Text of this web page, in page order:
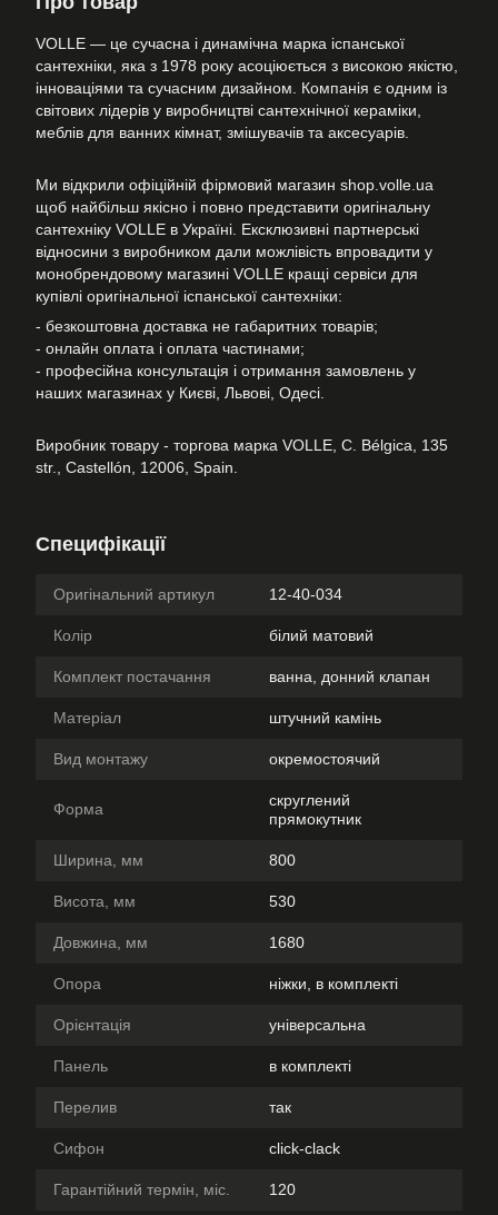
VOLLE — це сучасна і динамічна марка іспанської
сантехніки, яка з 1978 року асоціюється з високою якістю,
інноваціями та сучасним дизайном. Компанія є одним із
світових лідерів у виробництві сантехнічної кераміки,
меблів для ванних кімнат, змішувачів та аксесуарів.
Ми відкрили офіційній фірмовий магазин shop.volle.ua
щоб найбільш якісно і повно представити оригінальну
сантехніку VOLLE в Україні. Ексклюзивні партнерські
відносини з виробником дали можлівість впровадити у
монобрендовому магазині VOLLE кращі сервіси для
купівлі оригінальної іспанської сантехніки:
- безкоштовна доставка не габаритних товарів;
- онлайн оплата і оплата частинами;
- професійна консультація і отримання замовлень у
наших магазинах у Києві, Львові, Одесі.
Виробник товару - торгова марка VOLLE, C. Bélgica, 135
str., Castellón, 12006, Spain.
Специфікації
Оригінальний артикул 12-40-034
Колір білий матовий
Комплект постачання ванна, донний клапан
Матеріал штучний камінь
Вид монтажу окремостоячий
Форма
скруглений
прямокутник
Ширина, мм 800
Висота, мм 530
Довжина, мм 1680
Опора ніжки, в комплекті
Орієнтація універсальна
Панель в комплекті
Перелив так
Сифон click-clack
Гарантійний термін, міс. 120